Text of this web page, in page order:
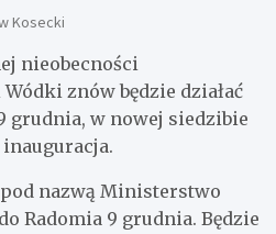
Kosecki
nieobecności
znów będzie działać
grudnia, w nowej siedzibie
nazwą Ministerstwo
Radomia 9 grudnia. Będzie